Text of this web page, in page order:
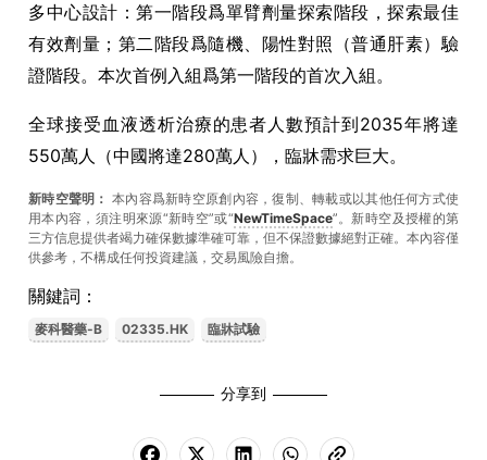
多中心設計：第一階段爲單臂劑量探索階段，探索最佳
有效劑量；第二階段爲隨機、陽性對照（普通肝素）驗
證階段。本次首例入組爲第一階段的首次入組。
全球接受血液透析治療的患者人數預計到2035年將達
550萬人（中國將達280萬人），臨牀需求巨大。
新時空聲明： 本內容爲新時空原創內容，復制、轉載或以其他任何方式使
用本內容，須注明來源“新時空”或“NewTimeSpace”。新時空及授權的第
三方信息提供者竭力確保數據準確可靠，但不保證數據絕對正確。本內容僅
供參考，不構成任何投資建議，交易風險自擔。
關鍵詞：
麥科醫藥-B 02335.HK 臨牀試驗
分享到